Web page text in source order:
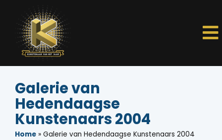
Galerie van
Hedendaagse
Kunstenaars 2004
Home » Galerie van Hedendaagse Kunstenaars 2004